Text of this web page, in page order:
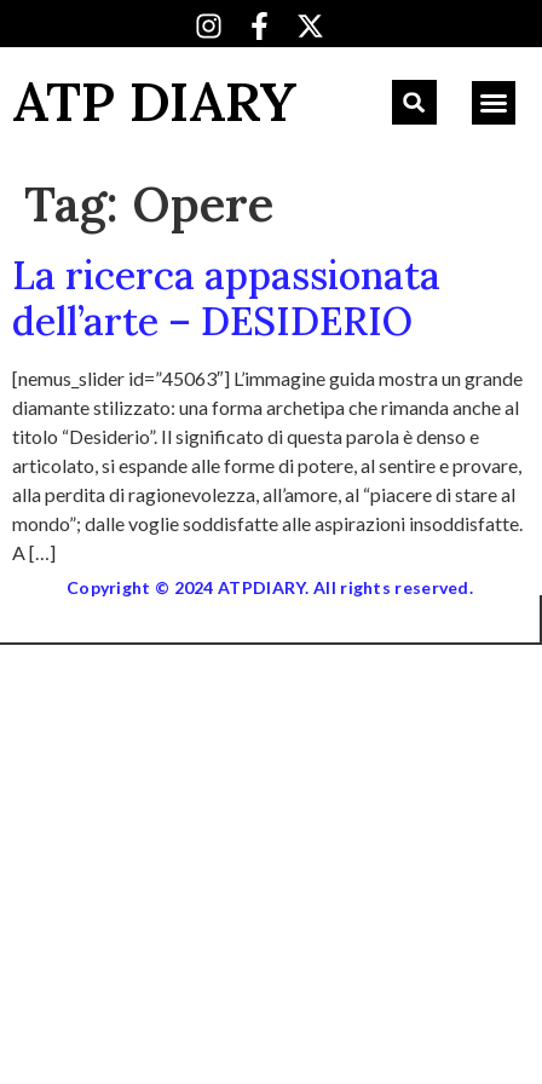
ATP DIARY
Tag: Opere
La ricerca appassionata
dell’arte – DESIDERIO
[nemus_slider id=”45063″] L’immagine guida mostra un grande
diamante stilizzato: una forma archetipa che rimanda anche al
titolo “Desiderio”. Il significato di questa parola è denso e
articolato, si espande alle forme di potere, al sentire e provare,
alla perdita di ragionevolezza, all’amore, al “piacere di stare al
mondo”; dalle voglie soddisfatte alle aspirazioni insoddisfatte.
A […]
Copyright © 2024 ATPDIARY. All rights reserved.